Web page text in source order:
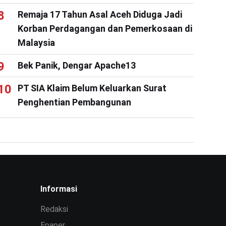
Remaja 17 Tahun Asal Aceh Diduga Jadi
Korban Perdagangan dan Pemerkosaan di
Malaysia
Bek Panik, Dengar Apache13
PT SIA Klaim Belum Keluarkan Surat
Penghentian Pembangunan
Informasi
Redaksi